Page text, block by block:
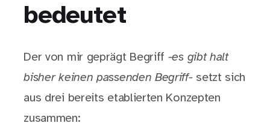
bedeutet
Der von mir geprägt Begriff -es gibt halt
bisher keinen passenden Begriff-setzt sich
aus drei bereits etablierten Konzepten
zusammen: